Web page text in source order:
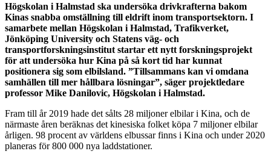
Högskolan i Halmstad ska undersöka drivkrafterna bakom
Kinas snabba omställning till eldrift inom transportsektorn. I
samarbete mellan Högskolan i Halmstad, Trafikverket,
Jönköping University och Statens väg- och
transportforskningsinstitut startar ett nytt forskningsprojekt
för att undersöka hur Kina på så kort tid har kunnat
positionera sig som elbilsland. ”Tillsammans kan vi omdana
samhällen till mer hållbara lösningar”, säger projektledare
professor Mike Danilovic, Högskolan i Halmstad.
Fram till år 2019 hade det sålts 28 miljoner elbilar i Kina, och de
närmaste åren beräknas det kinesiska folket köpa 7 miljoner elbilar
årligen. 98 procent av världens elbussar finns i Kina och under 2020
planeras för 800 000 nya laddstationer.